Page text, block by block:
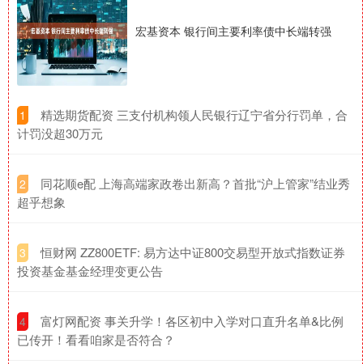
宏基资本 银行间主要利率债中长端转强
1
​精选期货配资 三支付机构领人民银行辽宁省分行罚单，合
计罚没超30万元
2
​同花顺e配 上海高端家政卷出新高？首批“沪上管家”结业秀
超乎想象
3
​恒财网 ZZ800ETF: 易方达中证800交易型开放式指数证券
投资基金基金经理变更公告
4
​富灯网配资 事关升学！各区初中入学对口直升名单&比例
已传开！看看咱家是否符合？